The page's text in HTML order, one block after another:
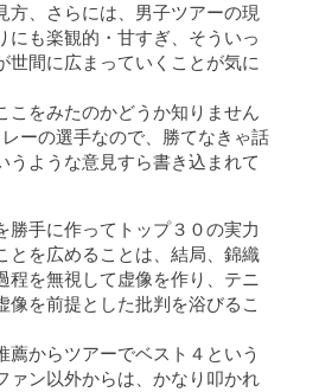
方、さらには、男子ツアーの現
にも楽観的・甘すぎ、そういっ
世間に広まっていくことが気に
こをみたのかどうか知りません
ーの選手なので、勝てなきゃ話
うような意見すら書き込まれて
勝手に作ってトップ３０の実力
とを広めることは、結局、錦織
程を無視して虚像を作り、テニ
像を前提とした批判を浴びるこ
薦からツアーでベスト４という
ァン以外からは、かなり叩かれ